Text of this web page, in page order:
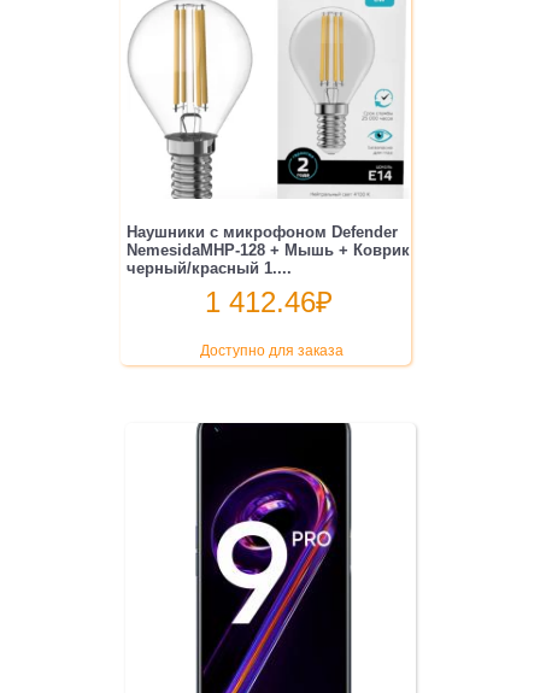
Наушники с микрофоном Defender
NemesidaMHP-128 + Мышь + Коврик
черный/красный 1....
1 412.46₽
Доступно для заказа